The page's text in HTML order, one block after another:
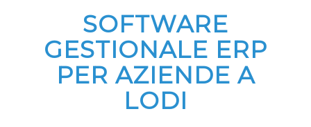
SOFTWARE
GESTIONALE ERP
PER AZIENDE A
LODI